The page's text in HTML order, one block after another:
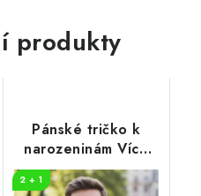
produkty
Pánské tričko k
narozeninám Více
RUMU
2 + 1